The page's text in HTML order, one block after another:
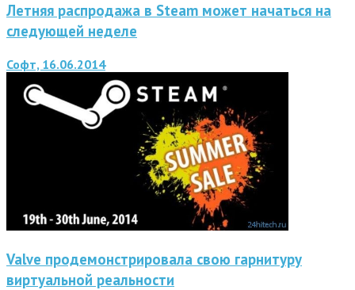
Летняя распродажа в Steam может начаться на
следующей неделе
Софт, 16.06.2014
Valve продемонстрировала свою гарнитуру
виртуальной реальности